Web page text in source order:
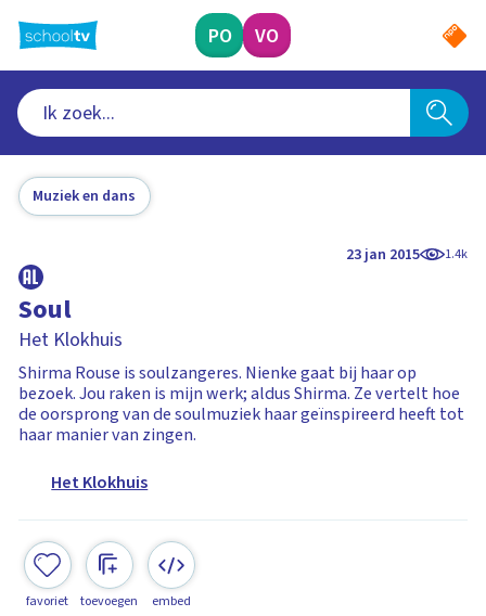
naar
hoofdinhoud
PO VO
Muziek en dans
23 jan 2015 1.4k
Soul
Het Klokhuis
Shirma Rouse is soulzangeres. Nienke gaat bij haar op
bezoek. Jou raken is mijn werk; aldus Shirma. Ze vertelt hoe
de oorsprong van de soulmuziek haar geïnspireerd heeft tot
haar manier van zingen.
Het Klokhuis
favoriet toevoegen embed